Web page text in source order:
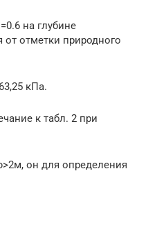
на глубине
отметки природного
кПа.
к табл. 2 при
он для определения